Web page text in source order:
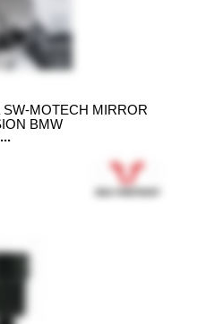
SW-MOTECH MIRROR
BMW